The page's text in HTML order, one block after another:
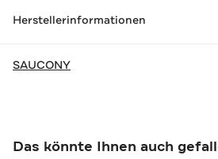
Herstellerinformationen
SAUCONY
Das könnte Ihnen auch